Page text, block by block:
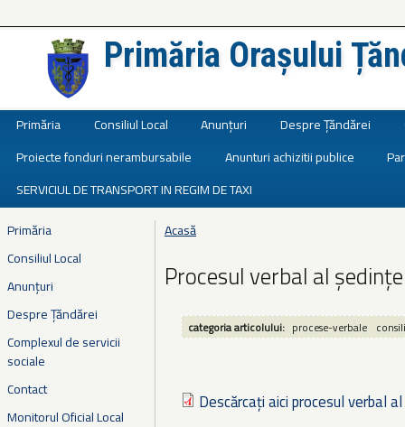
Primăria Orașului
Primăria Consiliul Local Anunțuri Despre Țăndărei
Proiecte fonduri nerambursabile
Anunturi achizitii publice
SERVICIUL DE TRANSPORT IN REGIM DE TAXI
Primăria
Consiliul Local
Anunțuri
Despre Țăndărei
Complexul de servicii
sociale
Contact
Monitorul Oficial Local
Eşti aici
Acasă
Procesul verbal al
categoria articolului: procese-verbale
Descărcați aici procesul verbal